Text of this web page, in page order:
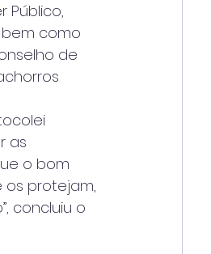
Público,
como
de
as
o bom
os protejam,
concluiu o